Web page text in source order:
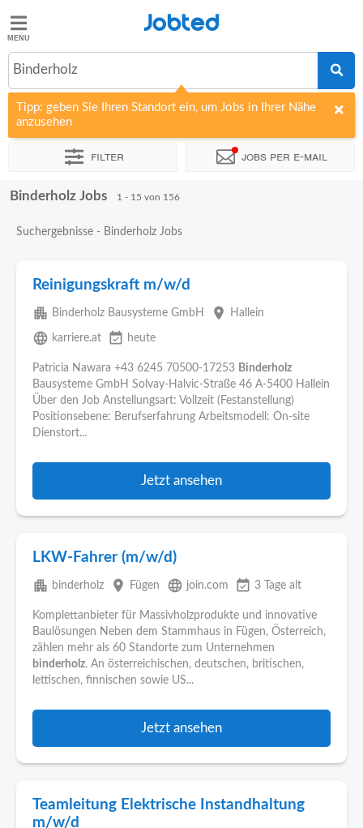
Jobted
Jobs
Gehalt
Jobted
Binderholz
Tipp: geben Sie Ihren Standort ein, um Jobs in Ihrer Nähe
anzusehen
Filter Jobs per e-mail
Sortieren nach Unternehmen
Binderholz Jobs 1 - 15 von 156
Suchergebnisse - Binderholz Jobs
Reinigungskraft m/w/d
apartment Binderholz Bausysteme GmbH place Hallein
language karriere.at event_available heute
Patricia Nawara +43 6245 70500-17253 Binderholz
Bausysteme GmbH Solvay-Halvic-Straße 46 A-5400 Hallein
Über den Job Anstellungsart: Vollzeit (Festanstellung)
Positionsebene: Berufserfahrung Arbeitsmodell: On-site
Dienstort...
Jetzt ansehen
LKW-Fahrer (m/w/d)
apartment binderholz place Fügen language join.com event_available 3 Tage alt
Komplettanbieter für Massivholzprodukte und innovative
Baulösungen Neben dem Stammhaus in Fügen, Österreich,
zählen mehr als 60 Standorte zum Unternehmen
binderholz. An österreichischen, deutschen, britischen,
lettischen, finnischen sowie US...
Jetzt ansehen
Teamleitung Elektrische Instandhaltung
m/w/d